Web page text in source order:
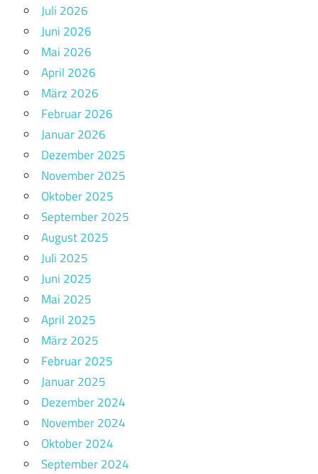
Juli 2026
Juni 2026
Mai 2026
April 2026
März 2026
Februar 2026
Januar 2026
Dezember 2025
November 2025
Oktober 2025
September 2025
August 2025
Juli 2025
Juni 2025
Mai 2025
April 2025
März 2025
Februar 2025
Januar 2025
Dezember 2024
November 2024
Oktober 2024
September 2024